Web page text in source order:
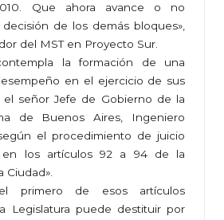
Que ahora avance o no
de los demás bloques»,
del MST en Proyecto Sur.
la formación de una
en el ejercicio de sus
señor Jefe de Gobierno de la
de Buenos Aires, Ingeniero
el procedimiento de juicio
en los artículos 92 a 94 de la
Ciudad».
el primero de esos artículos
Legislatura puede destituir por